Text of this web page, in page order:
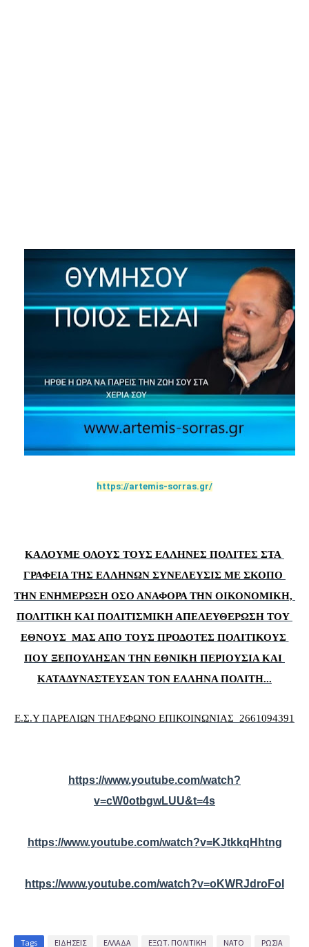
https://artemis-sorras.gr/
ΚΑΛΟΥΜΕ ΟΛΟΥΣ ΤΟΥΣ ΕΛΛΗΝΕΣ ΠΟΛΙΤΕΣ ΣΤΑ
ΓΡΑΦΕΙΑ ΤΗΣ ΕΛΛΗΝΩΝ ΣΥΝΕΛΕΥΣΙΣ ΜΕ ΣΚΟΠΟ
ΤΗΝ ΕΝΗΜΕΡΩΣΗ ΟΣΟ ΑΝΑΦΟΡΑ ΤΗΝ ΟΙΚΟΝΟΜΙΚΗ,
ΠΟΛΙΤΙΚΗ ΚΑΙ ΠΟΛΙΤΙΣΜΙΚΗ ΑΠΕΛΕΥΘΕΡΩΣΗ ΤΟΥ
ΕΘΝΟΥΣ  ΜΑΣ ΑΠΟ ΤΟΥΣ ΠΡΟΔΟΤΕΣ ΠΟΛΙΤΙΚΟΥΣ
ΠΟΥ ΞΕΠΟΥΛΗΣΑΝ ΤΗΝ ΕΘΝΙΚΗ ΠΕΡΙΟΥΣΙΑ ΚΑΙ
ΚΑΤΑΔΥΝΑΣΤΕΥΣΑΝ ΤΟΝ ΕΛΛΗΝΑ ΠΟΛΙΤΗ...
Ε.Σ.Υ ΠΑΡΕΛΙΩΝ ΤΗΛΕΦΩΝΟ ΕΠΙΚΟΙΝΩΝΙΑΣ  2661094391
https://www.youtube.com/watch?
v=cW0otbgwLUU&t=4s
https://www.youtube.com/watch?v=KJtkkqHhtng
https://www.youtube.com/watch?v=oKWRJdroFoI
Tags ΕΙΔΗΣΕΙΣ ΕΛΛΑΔΑ ΕΞΩΤ. ΠΟΛΙΤΙΚΗ ΝΑΤΟ ΡΩΣΙΑ